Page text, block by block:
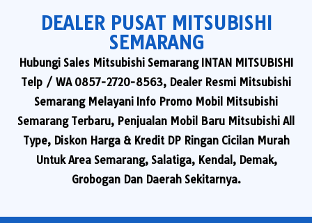
DEALER PUSAT MITSUBISHI
SEMARANG
Hubungi Sales Mitsubishi Semarang INTAN MITSUBISHI
Telp / WA 0857-2720-8563, Dealer Resmi Mitsubishi
Semarang Melayani Info Promo Mobil Mitsubishi
Semarang Terbaru, Penjualan Mobil Baru Mitsubishi All
Type, Diskon Harga & Kredit DP Ringan Cicilan Murah
Untuk Area Semarang, Salatiga, Kendal, Demak,
Grobogan Dan Daerah Sekitarnya.